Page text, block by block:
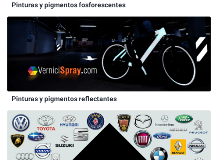
Pinturas y pigmentos fosforescentes
Pinturas y pigmentos reflectantes